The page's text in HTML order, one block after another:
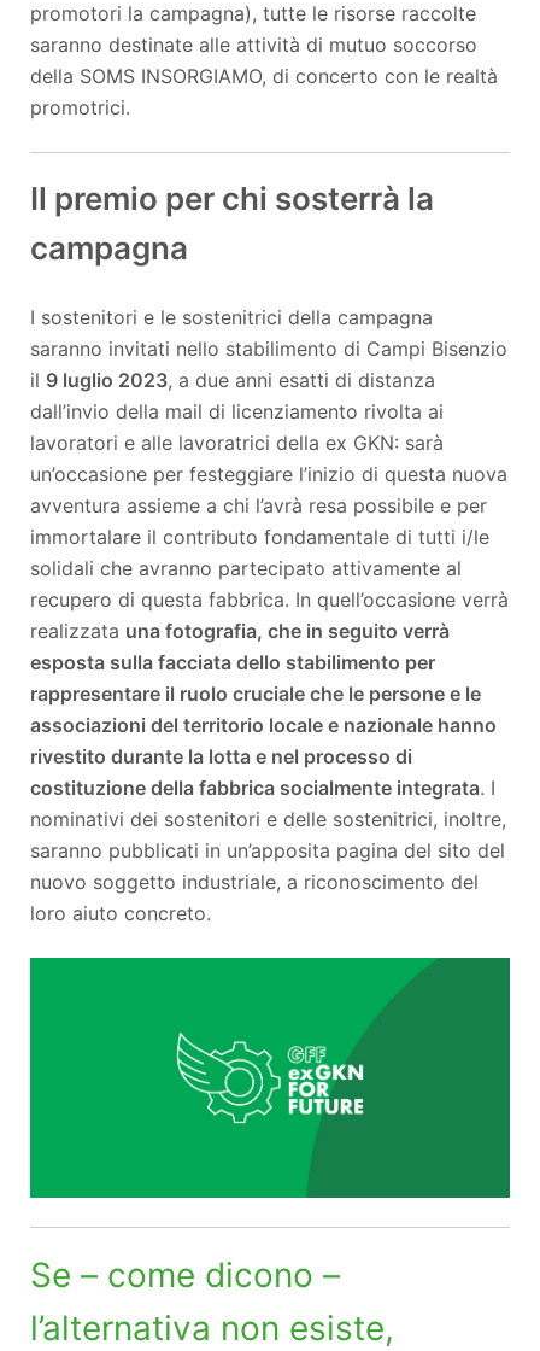
promotori la campagna), tutte le risorse raccolte
saranno destinate alle attività di mutuo soccorso
della SOMS INSORGIAMO, di concerto con le realtà
promotrici.
Il premio per chi sosterrà la
campagna
I sostenitori e le sostenitrici della campagna
saranno invitati nello stabilimento di Campi Bisenzio
il 9 luglio 2023, a due anni esatti di distanza
dall’invio della mail di licenziamento rivolta ai
lavoratori e alle lavoratrici della ex GKN: sarà
un’occasione per festeggiare l’inizio di questa nuova
avventura assieme a chi l’avrà resa possibile e per
immortalare il contributo fondamentale di tutti i/le
solidali che avranno partecipato attivamente al
recupero di questa fabbrica. In quell’occasione verrà
realizzata una fotografia, che in seguito verrà
esposta sulla facciata dello stabilimento per
rappresentare il ruolo cruciale che le persone e le
associazioni del territorio locale e nazionale hanno
rivestito durante la lotta e nel processo di
costituzione della fabbrica socialmente integrata. I
nominativi dei sostenitori e delle sostenitrici, inoltre,
saranno pubblicati in un’apposita pagina del sito del
nuovo soggetto industriale, a riconoscimento del
loro aiuto concreto.
Se – come dicono –
l’alternativa non esiste,